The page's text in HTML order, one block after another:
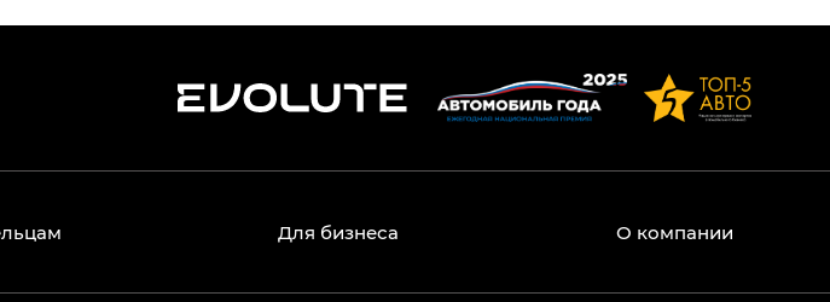
Для бизнеса О компании